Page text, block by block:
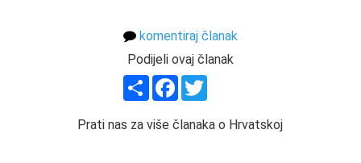
komentiraj članak
Podijeli ovaj članak
ShareFacebook
Prati nas za više članaka o Hrvatskoj